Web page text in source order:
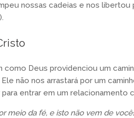
nossas cadeias e nos libertou
Deus providenciou um
não nos arrastará por um
entrar em um relacionamento
meio da fé, e isto não vem de